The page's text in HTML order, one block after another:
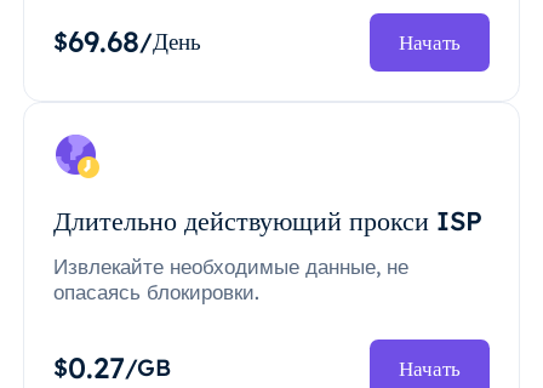
$69.68/День Начать
Длительно действующий прокси ISP
Извлекайте необходимые данные, не
опасаясь блокировки.
$0.27/GB Начать